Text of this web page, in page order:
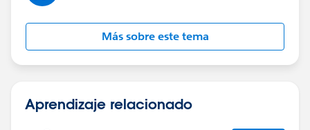
    }
Más sobre este tema
Aprendizaje relacionado